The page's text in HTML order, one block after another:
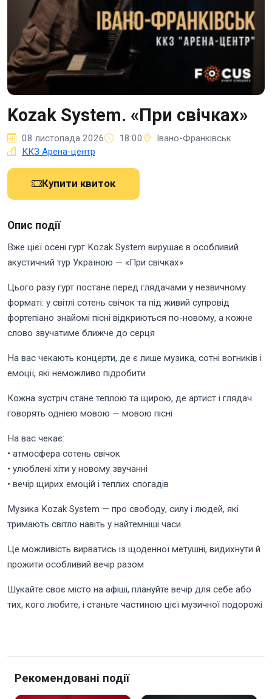
Kozak System. «При свічках»
08 листопада 2026 18:00
Івано-Франківськ
ККЗ Арена-центр
Купити квиток
Опис події
Вже цієї осені гурт Kozak System вирушає в особливий
акустичний тур Україною — «При свічках»
Цього разу гурт постане перед глядачами у незвичному
форматі: у світлі сотень свічок та під живий супровід
фортепіано знайомі пісні відкриються по-новому, а кожне
слово звучатиме ближче до серця
На вас чекають концерти, де є лише музика, сотні вогників і
емоції, які неможливо підробити
Кожна зустріч стане теплою та щирою, де артист і глядач
говорять однією мовою — мовою пісні
На вас чекає:
• атмосфера сотень свічок
• улюблені хіти у новому звучанні
• вечір щирих емоцій і теплих спогадів
Музика Kozak System — про свободу, силу і людей, які
тримають світло навіть у найтемніші часи
Це можливість вирватись із щоденної метушні, видихнути й
прожити особливий вечір разом
Шукайте своє місто на афіші, плануйте вечір для себе або
тих, кого любите, і станьте частиною цієї музичної подорожі
Рекомендовані події